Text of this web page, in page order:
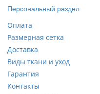
Персональный раздел
Оплата
Размерная сетка
Доставка
Виды ткани и уход
Гарантия
Контакты